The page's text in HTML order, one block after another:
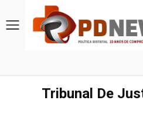
Tribunal De